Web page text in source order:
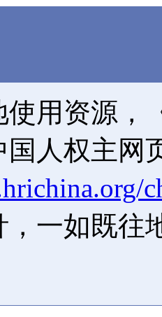
使用资源，
国人权主网
，一如既往